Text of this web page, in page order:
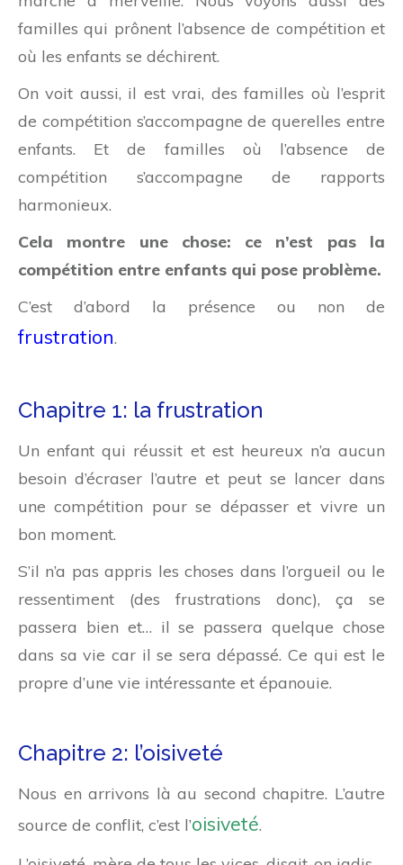
familles qui prônent l’absence de compétition et
où les enfants se déchirent.
On voit aussi, il est vrai, des familles où l’esprit
de compétition s’accompagne de querelles entre
enfants. Et de familles où l’absence de
compétition s’accompagne de rapports
harmonieux.
Cela montre une chose: ce n’est pas la
compétition entre enfants qui pose problème.
C’est d’abord la présence ou non de
frustration.
Chapitre 1: la frustration
Un enfant qui réussit et est heureux n’a aucun
besoin d’écraser l’autre et peut se lancer dans
une compétition pour se dépasser et vivre un
bon moment.
S’il n’a pas appris les choses dans l’orgueil ou le
ressentiment (des frustrations donc), ça se
passera bien et… il se passera quelque chose
dans sa vie car il se sera dépassé. Ce qui est le
propre d’une vie intéressante et épanouie.
Chapitre 2: l’oisiveté
Nous en arrivons là au second chapitre. L’autre
source de conflit, c’est l’oisiveté.